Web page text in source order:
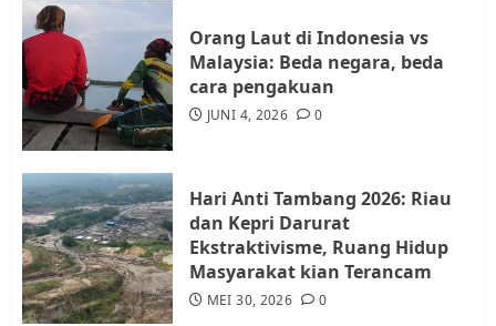
4
5
Tim Advokasi Desak BP Batam
Berhenti Merampas Tanah
Orang Laut di Indonesia vs
Malaysia: Beda negara, beda
cara pengakuan
JUNI 4, 2026 0
Hari Anti Tambang 2026: Riau
dan Kepri Darurat
Ekstraktivisme, Ruang Hidup
Masyarakat kian Terancam
MEI 30, 2026 0